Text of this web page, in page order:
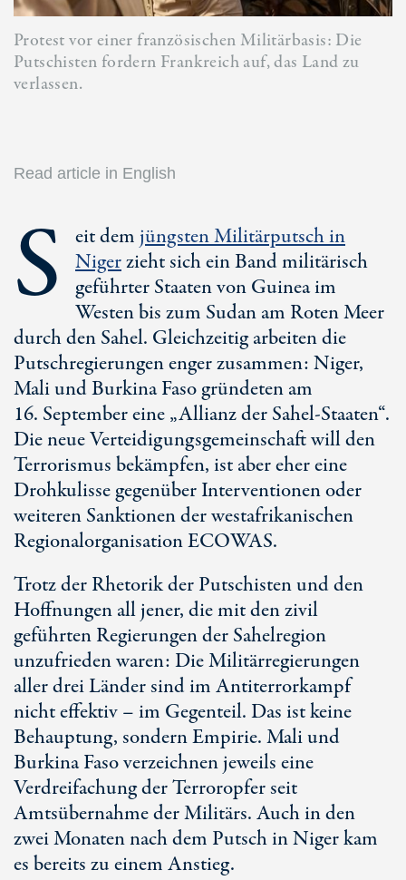
Protest vor einer französischen Militärbasis: Die
Putschisten fordern Frankreich auf, das Land zu
verlassen.
Read article in English
S eit dem jüngsten Militärputsch in
Nigerzieht sich ein Band militärisch
geführter Staaten von Guinea im
Westen bis zum Sudan am Roten Meer
durch den Sahel. Gleichzeitig arbeiten die
Putschregierungen enger zusammen: Niger,
Mali undBurkina Fasogründeten am
16. Septembereine „Allianz der Sahel-Staaten“.
Die neue Verteidigungsgemeinschaft will den
Terrorismus bekämpfen, ist aber eher eine
Drohkulisse gegenüber Interventionen oder
weiteren Sanktionen der westafrikanischen
Regionalorganisation ECOWAS.
Trotz der Rhetorik der Putschisten und den
Hoffnungen all jener, die mit den zivil
geführten Regierungen der Sahelregion
unzufrieden waren: Die Militärregierungen
aller drei Länder sind imAntiterrorkampf
nicht effektiv – im Gegenteil. Das ist keine
Behauptung, sondern Empirie. Mali und
Burkina Fasoverzeichnen jeweils eine
Verdreifachung der Terroropfer seit
Amtsübernahme der Militärs. Auch in den
zwei Monaten nach dem Putsch in Niger kam
es bereits zu einem Anstieg.